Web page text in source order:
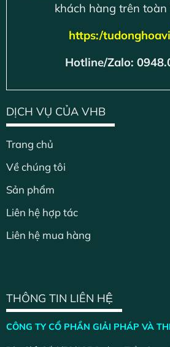
khách hàng trên toàn
https:/
Hotline/Zalo:
DỊCH VỤ CỦA VHB
Trang chủ
Về chúng tôi
Sản phẩm
Liên hệ hợp tác
Liên hệ mua hàng
THÔNG TIN LIÊN HỆ
CÔNG TY CỔ PHẦN GIẢI PHÁP VÀ